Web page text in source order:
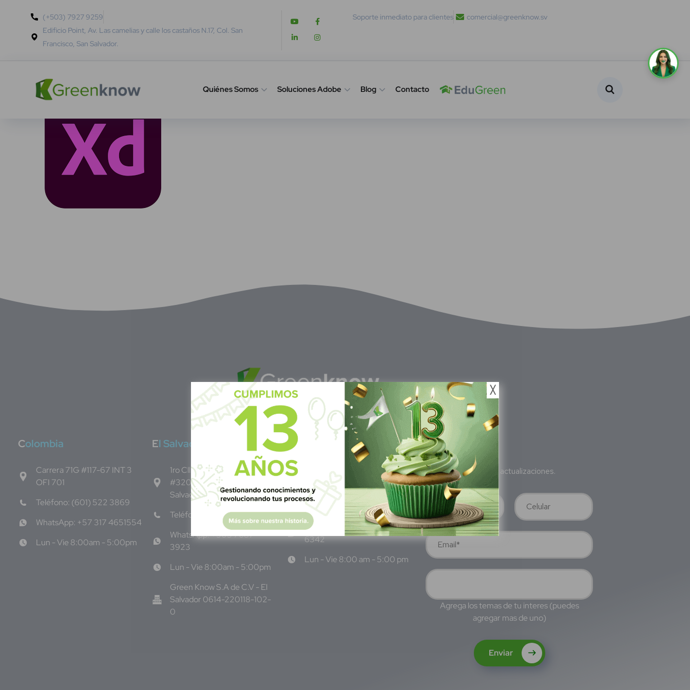
(+503) 7927 9259
Edificio Point, Av. Las camelias y calle los castaños N.17, Col. San
Francisco, San Salvador.
Soporte inmediato para clientes comercial@greenknow.sv
Quiénes Somos Soluciones Adobe Blog Contacto
Colombia
Carrera 71G #117-67 INT 3
OFI 701
Teléfono: (601) 522 3869
WhatsApp: +57 317 4651554
Lun - Vie 8:00am - 5:00pm
El Salvador
1ro Cll Pte, y 61 Av Nte,
#3206, Local 9, San
Salvador Centro
Teléfono: +503 6986 1402
WhatsApp: +503 7687
3923
Lun - Vie 8:00am - 5:00pm
Green Know S.A de C.V - El
Salvador 0614-220118-102-
0
México
Calle Pitágoras 234, Col.
Narvarte Poniente, Alcaldía
Benito Juárez, C.P. 03020,
CDMX
WhatsApp: +52 1 331 407
6342
Lun - Vie 8:00 am - 5:00 pm
Subscríbete
Suscríbete a nuestras actualizaciones.
Agrega los temas de tu interes (puedes
agregar mas de uno)
Enviar
╳